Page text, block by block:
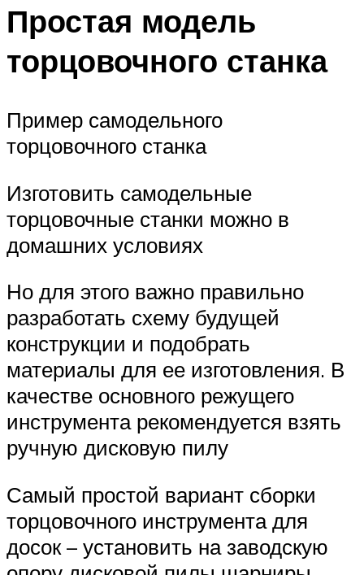
Простая модель
торцовочного станка
Пример самодельного
торцовочного станка
Изготовить самодельные
торцовочные станки можно в
домашних условиях
Но для этого важно правильно
разработать схему будущей
конструкции и подобрать
материалы для ее изготовления. В
качестве основного режущего
инструмента рекомендуется взять
ручную дисковую пилу
Самый простой вариант сборки
торцовочного инструмента для
досок – установить на заводскую